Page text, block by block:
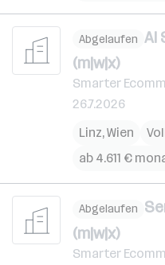
Abgelaufen AI
(m|w|x)
Smarter
26.7.2026
Linz,Wien
ab 4.611 €
Abgelaufen
(m|w|x)
Smarter